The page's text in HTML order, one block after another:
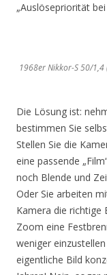
„Auslösepriorität
1968er Nikkor-S 50/
Die Lösung ist:
bestimmen Sie
Stellen Sie die
eine passende
noch Blende und
Oder Sie arbeiten
Kamera die richtige
Zoom eine
weniger
eigentliche Bild